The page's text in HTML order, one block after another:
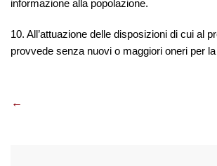
informazione alla popolazione.
10. All’attuazione delle disposizioni di cui al
provvede senza nuovi o maggiori oneri per
Navigazione